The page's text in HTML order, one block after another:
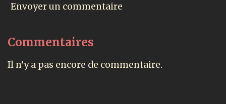
Envoyer un commentaire
Commentaires
Il n'y a pas encore de commentaire.